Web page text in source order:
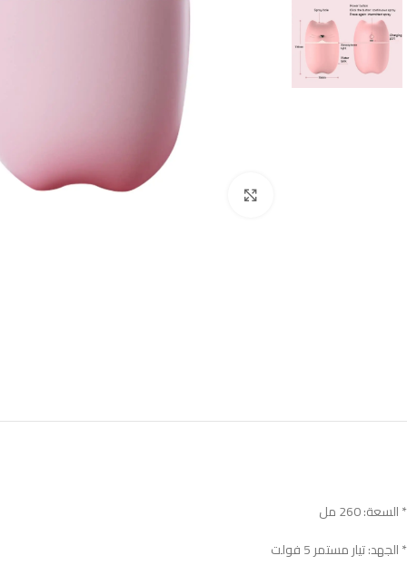
* السعة: 260 مل
* الجهد: تيار مستمر 5 فولت